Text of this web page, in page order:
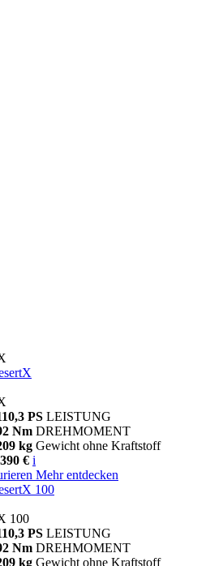
PS LEISTUNG
Nm DREHMOMENT
kg Gewicht ohne Kraftstoff
€ i
Mehr entdecken
100
100
PS LEISTUNG
Nm DREHMOMENT
kg Gewicht ohne Kraftstoff